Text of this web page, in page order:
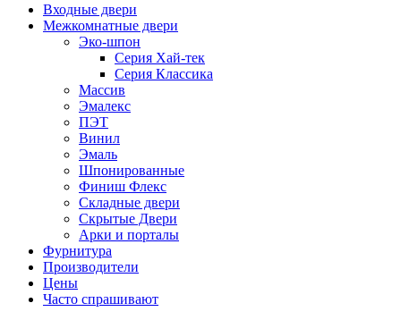
Входные двери
Межкомнатные двери
Эко-шпон
Серия Хай-тек
Серия Классика
Массив
Эмалекс
ПЭТ
Винил
Эмаль
Шпонированные
Финиш Флекс
Складные двери
Скрытые Двери
Арки и порталы
Фурнитура
Производители
Цены
Часто спрашивают